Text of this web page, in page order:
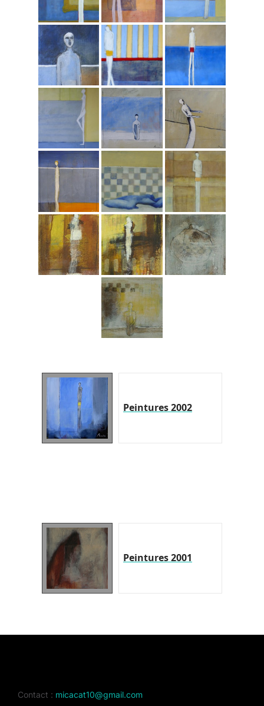
Peintures 2002
Peintures 2001
Contact : micacat10@gmail.com